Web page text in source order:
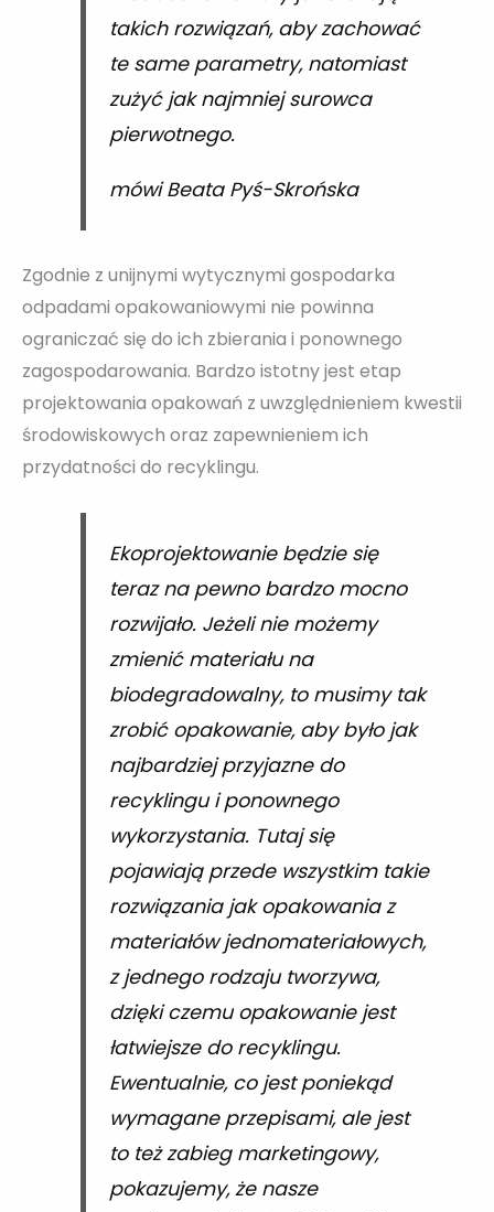
takich rozwiązań, aby zachować
te same parametry, natomiast
zużyć jak najmniej surowca
pierwotnego.
mówi Beata Pyś-Skrońska
Zgodnie z unijnymi wytycznymi gospodarka
odpadami opakowaniowymi nie powinna
ograniczać się do ich zbierania i ponownego
zagospodarowania. Bardzo istotny jest etap
projektowania opakowań z uwzględnieniem kwestii
środowiskowych oraz zapewnieniem ich
przydatności do recyklingu.
Ekoprojektowanie będzie się
teraz na pewno bardzo mocno
rozwijało. Jeżeli nie możemy
zmienić materiału na
biodegradowalny, to musimy tak
zrobić opakowanie, aby było jak
najbardziej przyjazne do
recyklingu i ponownego
wykorzystania. Tutaj się
pojawiają przede wszystkim takie
rozwiązania jak opakowania z
materiałów jednomateriałowych,
z jednego rodzaju tworzywa,
dzięki czemu opakowanie jest
łatwiejsze do recyklingu.
Ewentualnie, co jest poniekąd
wymagane przepisami, ale jest
to też zabieg marketingowy,
pokazujemy, że nasze